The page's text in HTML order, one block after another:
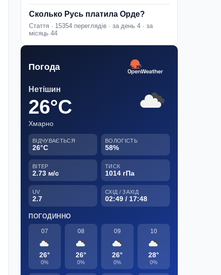
Сколько Русь платила Орде?
Стаття · 15354 переглядів · за день 4 · за
місяць 44
Погода
Нетішин
26°C
Хмарно
ВІДЧУВАЄТЬСЯ
26°C
ВОЛОГІСТЬ
58%
ВІТЕР
2.73 м/с
ТИСК
1014 гПа
UV
2.7
СХІД / ЗАХІД
02:49 / 17:48
ПОГОДИННО
07
26°
0%
08
26°
0%
09
26°
0%
10
28°
0%